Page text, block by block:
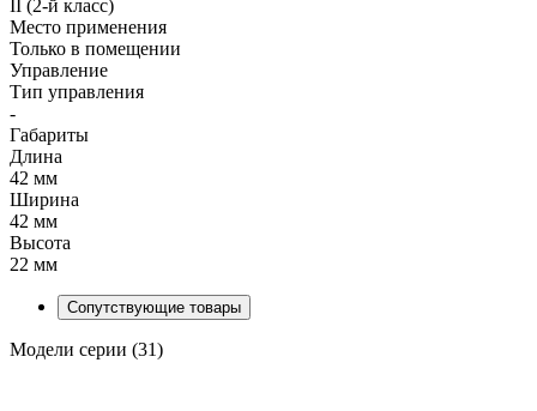
II (2-й класс)
Место применения
Только в помещении
Управление
Тип управления
-
Габариты
Длина
42 мм
Ширина
42 мм
Высота
22 мм
Сопутствующие товары
Модели серии (31)